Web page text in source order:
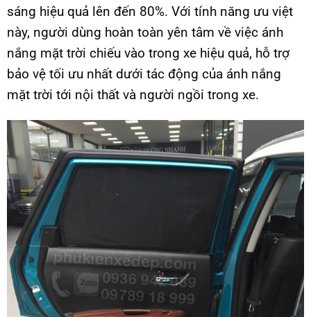
sáng hiệu quả lên đến 80%. Với tính năng ưu việt
này, người dùng hoàn toàn yên tâm về việc ánh
nắng mặt trời chiếu vào trong xe hiệu quả, hỗ trợ
bảo vệ tối ưu nhất dưới tác động của ánh nắng
mặt trời tới nội thất và người ngồi trong xe.